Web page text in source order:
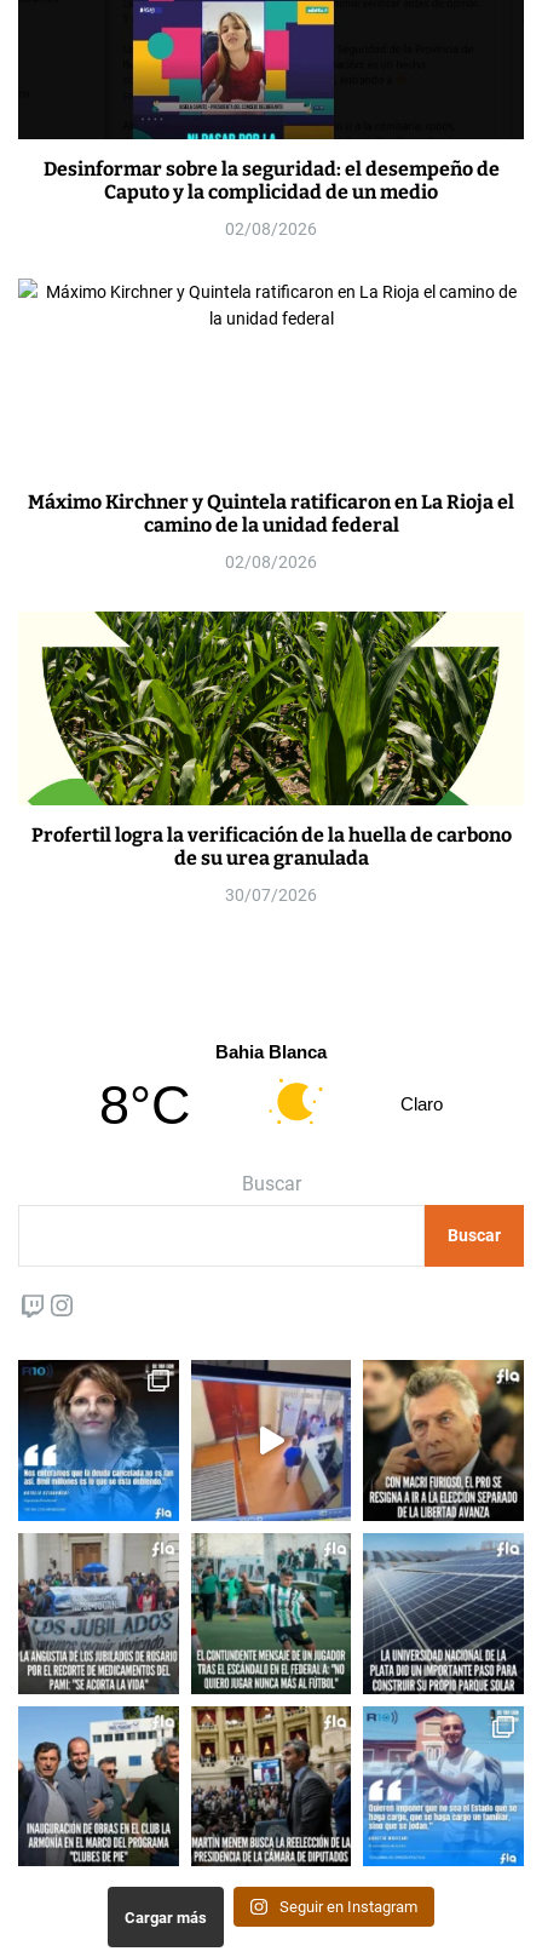
Desinformar sobre la seguridad: el desempeño de
Caputo y la complicidad de un medio
02/08/2026
Máximo Kirchner y Quintela ratificaron en La Rioja el
camino de la unidad federal
02/08/2026
Profertil logra la verificación de la huella de carbono
de su urea granulada
30/07/2026
Bahia Blanca
8°C Claro
Buscar
Buscar
Twitch
Cargar más
Seguir en Instagram